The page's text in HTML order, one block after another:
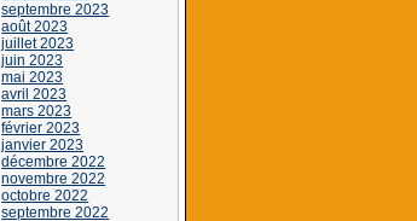
septembre 2023
août 2023
juillet 2023
juin 2023
mai 2023
avril 2023
mars 2023
février 2023
janvier 2023
décembre 2022
novembre 2022
octobre 2022
septembre 2022